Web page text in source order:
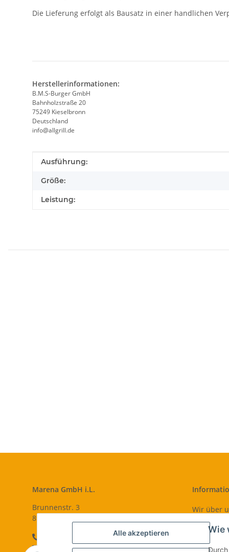
Alle akzeptieren Wie
Die Lieferung erfolgt als Bausatz in einer handlichen
Herstellerinformationen:
B.M.S-Burger GmbH
Bahnholzstraße 20
75249 Kieselbronn
Deutschland
info@allgrill.de
Produkteigenschaft
Wert
Ausführung:
Größe:
Leistung:
Marena GmbH i.L.
Brunnenstr. 3
89440 Lutzingen
info@qualityshop24.de
Wir über